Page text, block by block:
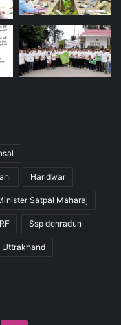
Haridwar
Satpal Maharaj
Ssp dehradun
Uttrakhand